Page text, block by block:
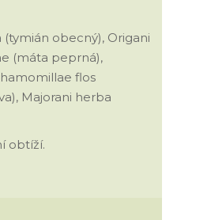
obecný), Origani
(máta peprná),
flos
Majorani herba
obtíží.